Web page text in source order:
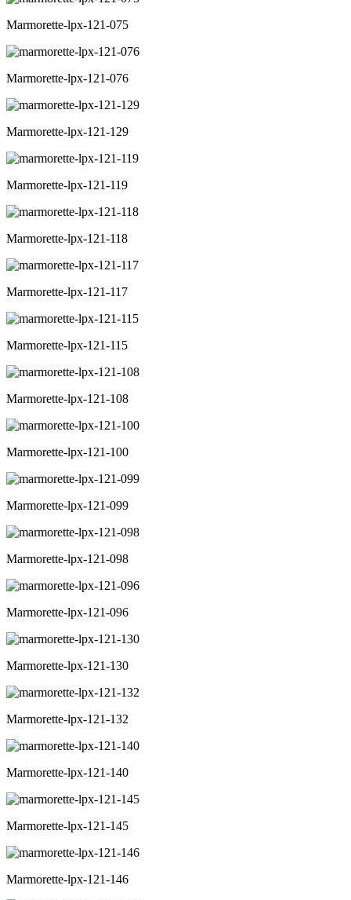
Marmorette-lpx-121-075
Marmorette-lpx-121-076
Marmorette-lpx-121-129
Marmorette-lpx-121-119
Marmorette-lpx-121-118
Marmorette-lpx-121-117
Marmorette-lpx-121-115
Marmorette-lpx-121-108
Marmorette-lpx-121-100
Marmorette-lpx-121-099
Marmorette-lpx-121-098
Marmorette-lpx-121-096
Marmorette-lpx-121-130
Marmorette-lpx-121-132
Marmorette-lpx-121-140
Marmorette-lpx-121-145
Marmorette-lpx-121-146